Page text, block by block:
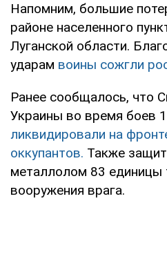
Напомним, большие
районе населенного
Луганской области.
ударам воины сожгли
Ранее сообщалось, что
Украины во время боев
ликвидировали на
оккупантов. Также
металлолом 83 единицы
вооружения врага.